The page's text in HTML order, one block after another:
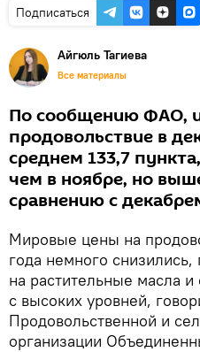
Подписаться
Айгюль Тагиева
Все материалы
По сообщению ФАО,
продовольствие в
среднем 133,7
чем в ноябре, но
сравнению с
Мировые цены на
года немного
на растительные масла и
с высоких уровней,
Продовольственной и
организации